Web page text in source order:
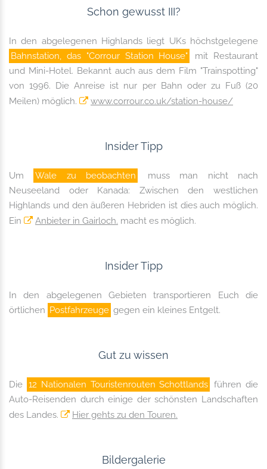
Schon gewusst III?
In den abgelegenen Highlands liegt UKs höchstgelegene
Bahnstation, das "Corrour Station House"
mit Restaurant
und Mini-Hotel. Bekannt auch aus dem Film "Trainspotting"
von 1996. Die Anreise ist nur per Bahn oder zu Fuß (20
Meilen) möglich.
www.corrour.co.uk/station-house/
Insider Tipp
Um Wale zu beobachten
muss man nicht nach
Neuseeland oder Kanada: Zwischen den westlichen
Highlands und den äußeren Hebriden ist dies auch möglich.
Ein
Anbieter in Gairloch. macht es möglich.
Insider Tipp
In den abgelegenen Gebieten transportieren Euch die
örtlichen Postfahrzeuge gegen ein kleines Entgelt.
Gut zu wissen
Die 12 Nationalen Touristenrouten Schottlands führen die
Auto-Reisenden durch einige der schönsten Landschaften
des Landes.
Hier gehts zu den Touren.
Bildergalerie